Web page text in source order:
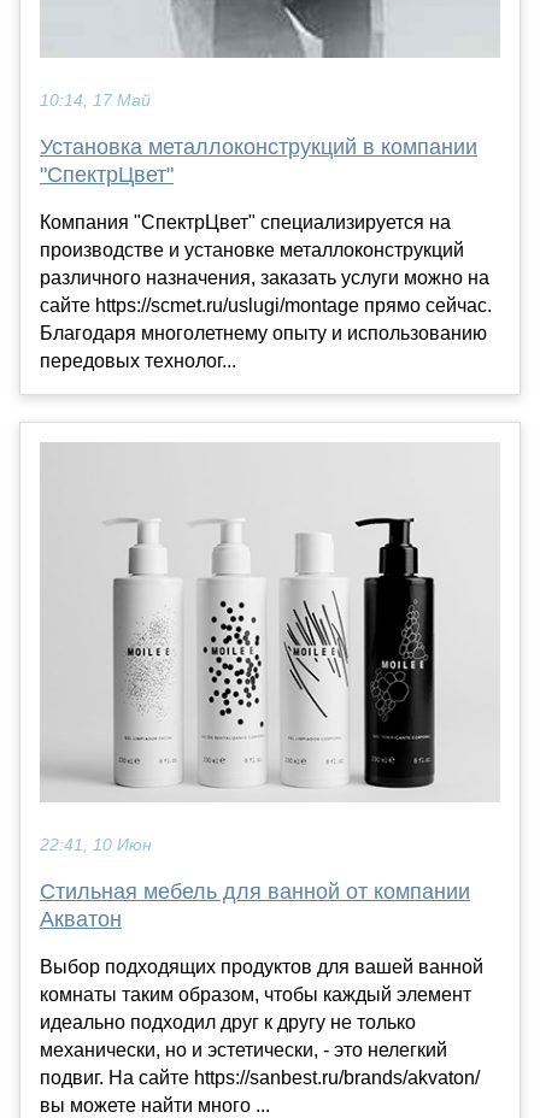
10:14, 17 Май
Установка металлоконструкций в компании
"СпектрЦвет"
Компания "СпектрЦвет" специализируется на
производстве и установке металлоконструкций
различного назначения, заказать услуги можно на
сайте https://scmet.ru/uslugi/montage прямо сейчас.
Благодаря многолетнему опыту и использованию
передовых технолог...
22:41, 10 Июн
Стильная мебель для ванной от компании
Акватон
Выбор подходящих продуктов для вашей ванной
комнаты таким образом, чтобы каждый элемент
идеально подходил друг к другу не только
механически, но и эстетически, - это нелегкий
подвиг. На сайте https://sanbest.ru/brands/akvaton/
вы можете найти много ...